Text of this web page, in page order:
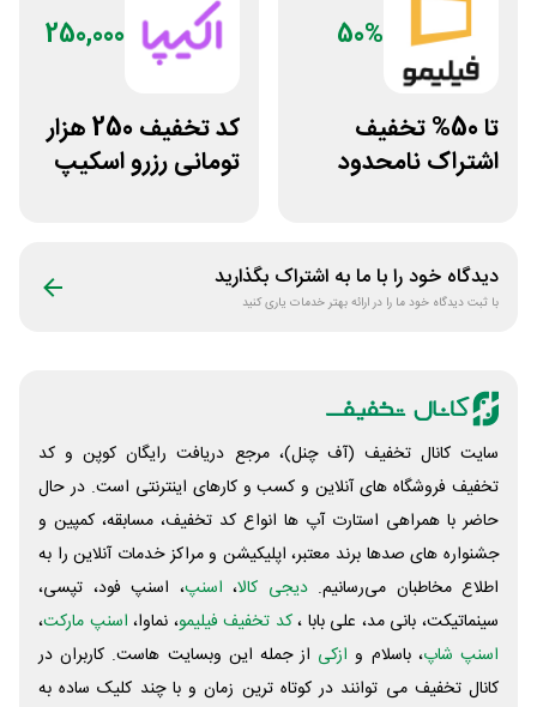
50%
تا 50% تخفیف
اشتراک نامحدود
250,000
کد تخفیف 250 هزار
تومانی رزرو اسکیپ
دیدگاه خود را با ما به اشتراک بگذارید
با ثبت دیدگاه خود ما را در ارائه بهتر خدمات یاری کنید
سایت کانال تخفیف (آف چنل)، مرجع دریافت رایگان کوپن و کد
تخفیف فروشگاه های آنلاین و کسب و‌ کارهای اینترنتی است. در حال
حاضر با همراهی استارت آپ ها انواع کد تخفیف، مسابقه، کمپین و
جشنواره های صدها برند معتبر، اپلیکیشن و مراکز خدمات آنلاین را به
اطلاع مخاطبان می‌رسانیم. دیجی کالا، اسنپ، اسنپ فود، تپسی،
سینماتیکت، بانی مد، علی‌ بابا ،کد تخفیف فیلیمو، نماوا، اسنپ مارکت،
اسنپ شاپ، باسلام و ازکی از جمله این وبسایت ‌هاست. کاربران در
کانال تخفیف می توانند در کوتاه ترین زمان و با چند کلیک ساده به